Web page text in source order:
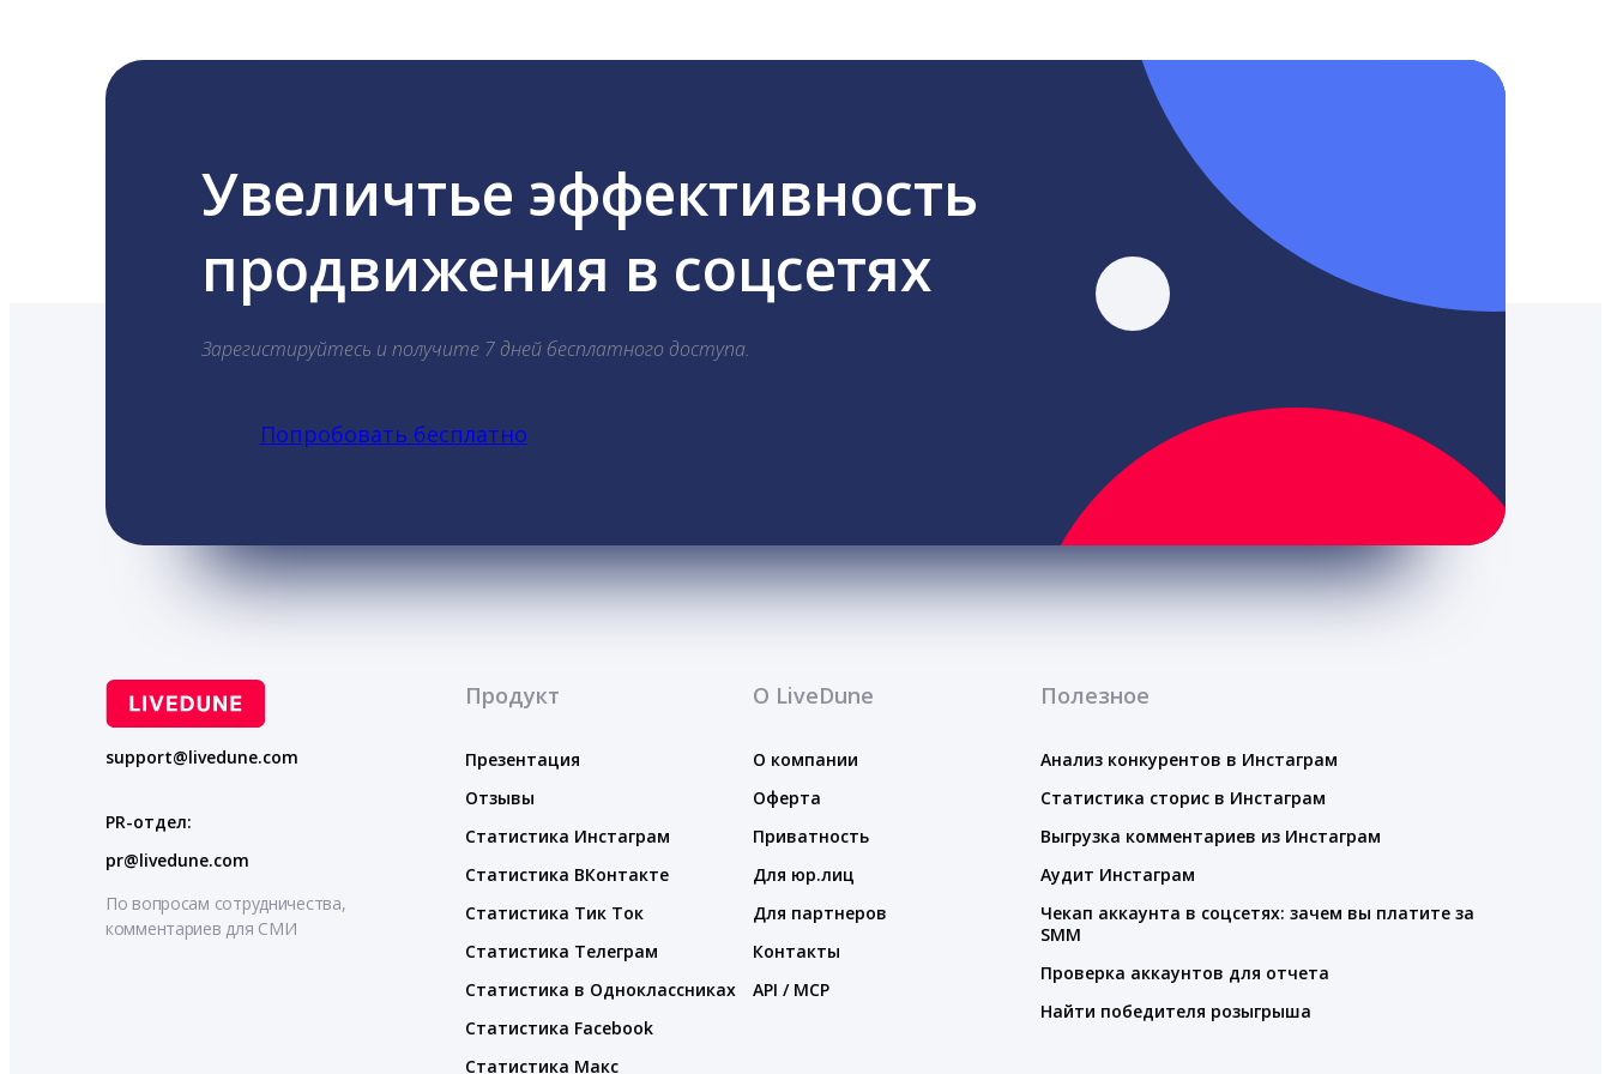
Увеличтье эффективность
продвижения в соцсетях
Зарегистируйтесь и получите 7 дней бесплатного доступа.
Попробовать бесплатно
support@livedune.com
PR-отдел:
pr@livedune.com
По вопросам сотрудничества,
комментариев для СМИ
Продукт
Презентация
Отзывы
Статистика Инстаграм
Статистика ВКонтакте
Статистика Тик Ток
Статистика Телеграм
Статистика в Одноклассниках
Статистика Facebook
Статистика Макс
О LiveDune
О компании
Оферта
Приватность
Для юр.лиц
Для партнеров
Контакты
API / MCP
Полезное
Анализ конкурентов в Инстаграм
Статистика сторис в Инстаграм
Выгрузка комментариев из Инстаграм
Аудит Инстаграм
Чекап аккаунта в соцсетях: зачем вы платите за
SMM
Проверка аккаунтов для отчета
Найти победителя розыгрыша